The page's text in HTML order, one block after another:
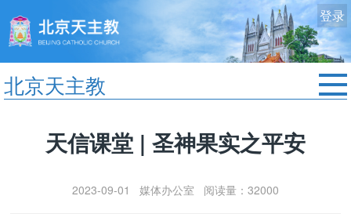
登录
北京天主教
教区动态天信课堂 | 圣神果实之平安
2023-09-01 媒体办公室 阅读量：32000